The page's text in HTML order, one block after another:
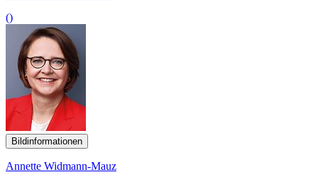
()
Bildinformationen
Annette Widmann-Mauz